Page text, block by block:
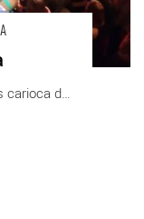
Bienvenue au rendez-vous le plus carioca de [...]